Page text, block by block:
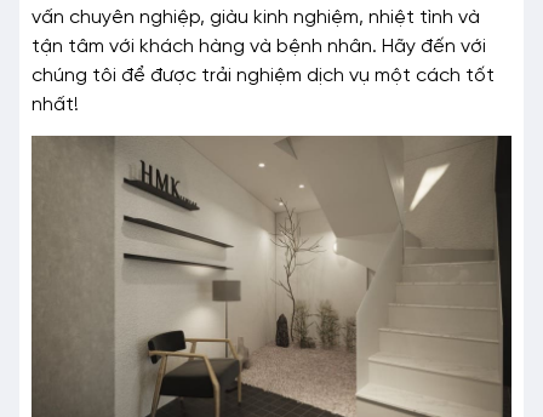
vấn chuyên nghiệp, giàu kinh nghiệm, nhiệt tình và
tận tâm với khách hàng và bệnh nhân. Hãy đến với
chúng tôi để được trải nghiệm dịch vụ một cách tốt
nhất!